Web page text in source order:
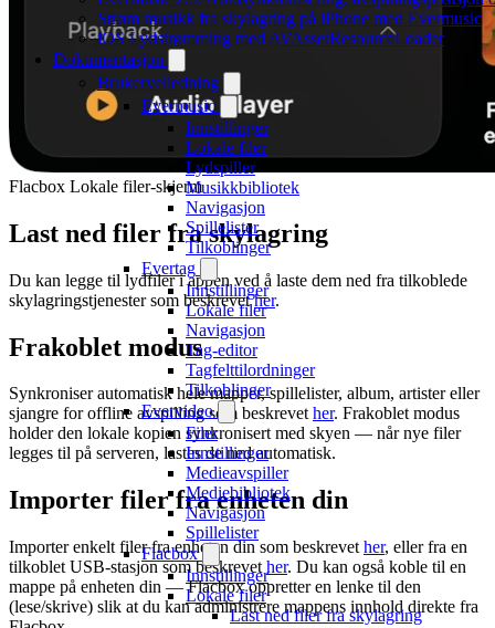
Strøm musikk fra skylagring på iPhone med Evermusic
iOS Lydstrømming med AVAssetResourceLoader
Dokumentasjon
Brukerveiledning
Evermusic
Innstillinger
Lokale filer
Lydspiller
Musikkbibliotek
Navigasjon
Spillelister
Tilkoblinger
Evertag
Innstillinger
Lokale filer
Navigasjon
Tag-editor
Tagfelttilordninger
Tilkoblinger
Evervideo
Filer
Innstillinger
Medieavspiller
Mediebibliotek
Navigasjon
Spillelister
Flacbox
Innstillinger
Lokale filer
Last ned filer fra skylagring
Flacbox Lokale filer-skjerm
Last ned filer fra skylagring
Du kan legge til lydfiler i appen ved å laste dem ned fra tilkoblede
skylagringstjenester som beskrevether.
Frakoblet modus
Synkroniser automatisk hele mapper, spillelister, album, artister eller
sjangre for offline avspilling som beskrevether. Frakoblet modus
holder den lokale kopien synkronisert med skyen — når nye filer
legges til på serveren, lastes de ned automatisk.
Importer filer fra enheten din
Importer enkelt filer fra enheten din som beskrevet her, eller fra en
tilkoblet USB-stasjon som beskrevet her. Du kan også koble til en
mappe på enheten din — Flacbox oppretter en lenke til den
(lese/skrive) slik at du kan administrere mappens innhold direkte fra